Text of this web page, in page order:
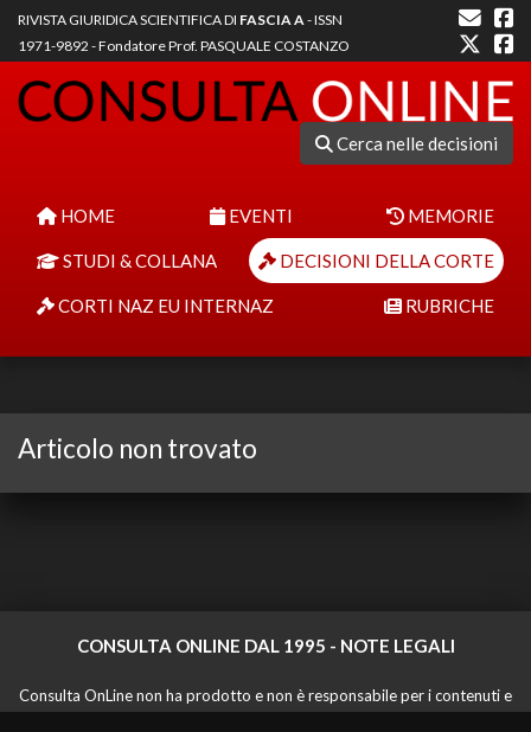
RIVISTA GIURIDICA SCIENTIFICA DI FASCIA A- ISSN
1971-9892 - Fondatore Prof. PASQUALE COSTANZO
Cerca nelle decisioni
HOME EVENTI MEMORIE
STUDI & COLLANA DECISIONI DELLA CORTE
CORTI NAZ EU INTERNAZ RUBRICHE
Articolo non trovato
CONSULTA ONLINE DAL 1995 - NOTE LEGALI
Consulta OnLine non ha prodotto e non è responsabile per i contenuti e
le informazioni legali di siti collegati.